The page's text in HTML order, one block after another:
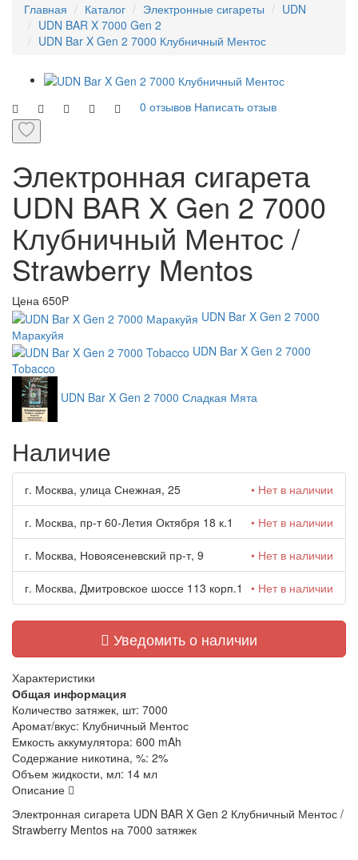
Главная
Каталог Электронные сигареты
UDN
UDN BAR X 7000 Gen 2
UDN Bar X Gen 2 7000 Клубничный Ментос
0 отзывов Написать отзыв
Электронная сигарета
UDN BAR X Gen 2 7000
Клубничный Ментос /
Strawberry Mentos
Цена 650P
UDN Bar X Gen 2 7000
Маракуйя
UDN Bar X Gen 2 7000
Tobacco
UDN Bar X Gen 2 7000 Сладкая Мята
Наличие
г. Москва, улица Снежная, 25 • Нет в наличии
г. Москва, пр-т 60-Летия Октября 18 к.1 • Нет в наличии
г. Москва, Новоясеневский пр-т, 9 • Нет в наличии
г. Москва, Дмитровское шоссе 113 корп.1 • Нет в наличии
Уведомить о наличии
Характеристики
Общая информация
Количество затяжек, шт: 7000
Аромат/вкус: Клубничный Ментос
Емкость аккумулятора: 600 mAh
Содержание никотина, %: 2%
Объем жидкости, мл: 14 мл
Описание
Электронная сигарета UDN BAR X Gen 2 Клубничный Ментос /
Strawberry Mentos на 7000 затяжек